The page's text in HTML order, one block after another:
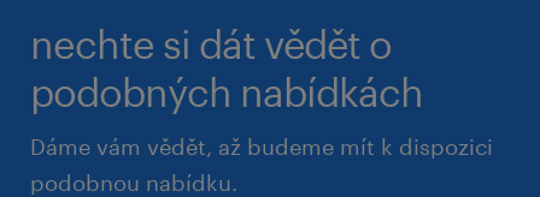
nechte si dát vědět o
podobných nabídkách
Dáme vám vědět, až budeme mít k dispozici
podobnou nabídku.